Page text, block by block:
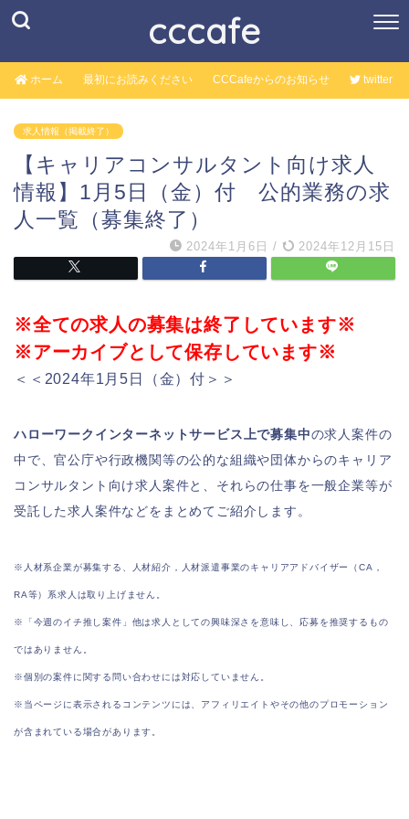
cccafe
ホーム 最初にお読みください CCCafeからのお知らせ twitter
求人情報（掲載終了）
【キャリアコンサルタント向け求人
情報】1月5日（金）付 公的業務の求
人一覧（募集終了）
2024年1月6日 / 2024年12月15日
※全ての求人の募集は終了しています※
※アーカイブとして保存しています※
＜＜2024年1月5日（金）付＞＞
ハローワークインターネットサービス上で募集中の求人案件の
中で、官公庁や行政機関等の公的な組織や団体からのキャリア
コンサルタント向け求人案件と、それらの仕事を一般企業等が
受託した求人案件などをまとめてご紹介します。
※人材系企業が募集する、人材紹介，人材派遣事業のキャリアアドバイザー（CA，
RA等）系求人は取り上げません。
※「今週のイチ推し案件」他は求人としての興味深さを意味し、応募を推奨するもの
ではありません。
※個別の案件に関する問い合わせには対応していません。
※当ページに表示されるコンテンツには、アフィリエイトやその他のプロモーション
が含まれている場合があります。